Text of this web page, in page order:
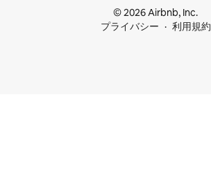
© 2026 Airbnb, Inc.
プライバシー
利用規約